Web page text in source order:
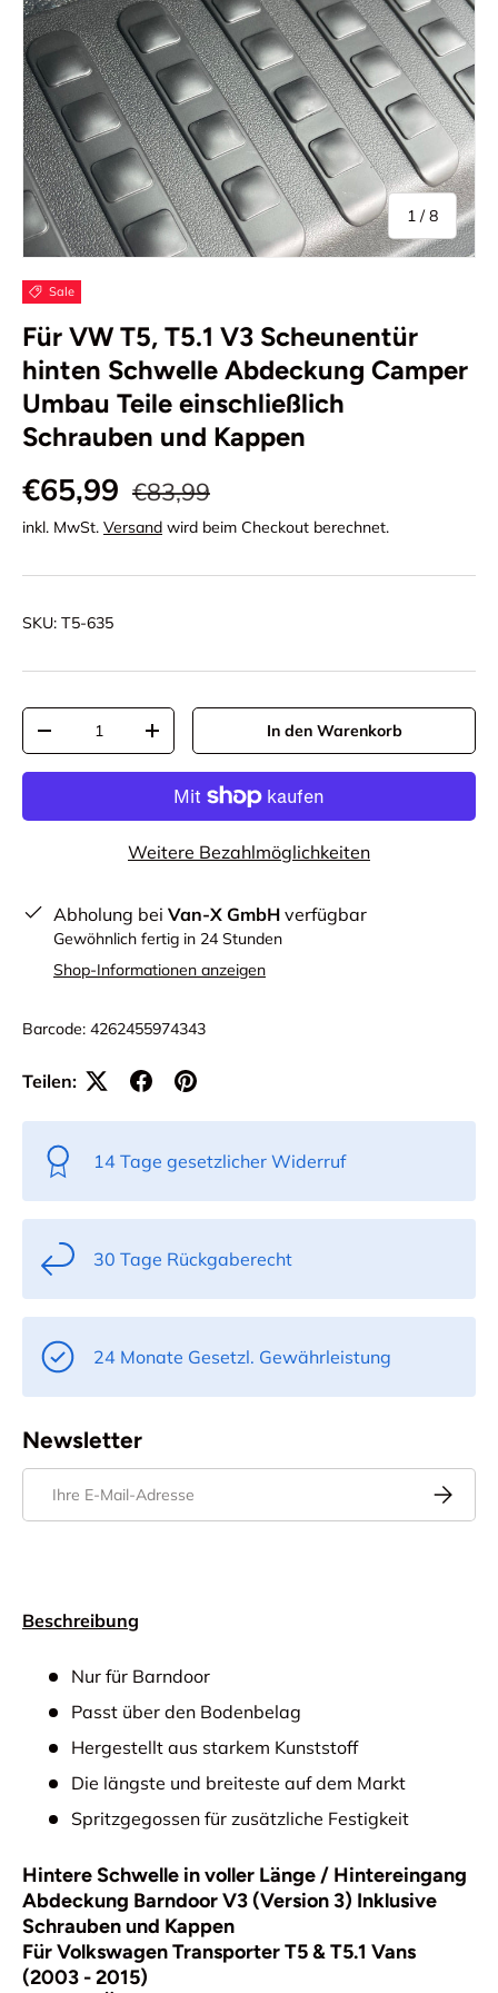
1 /von
8
Sale
Für VW T5, T5.1 V3 Scheunentür
hinten Schwelle Abdeckung Camper
Umbau Teile einschließlich
Schrauben und Kappen
€65,99 €83,99
inkl. MwSt. Versand wird beim Checkout berechnet.
SKU: T5-635
Anzahl
+ In den Warenkorb
Weitere Bezahlmöglichkeiten
Abholung bei Van-X GmbH verfügbar
Gewöhnlich fertig in 24 Stunden
Shop-Informationen anzeigen
Barcode: 4262455974343
Teilen:
14 Tage gesetzlicher Widerruf
30 Tage Rückgaberecht
24 Monate Gesetzl. Gewährleistung
Newsletter
Beschreibung
Nur für Barndoor
Passt über den Bodenbelag
Hergestellt aus starkem Kunststoff
Die längste und breiteste auf dem Markt
Spritzgegossen für zusätzliche Festigkeit
Hintere Schwelle in voller Länge / Hintereingang
Abdeckung Barndoor V3 (Version 3) Inklusive
Schrauben und Kappen
Für Volkswagen Transporter T5 & T5.1 Vans
(2003 - 2015)